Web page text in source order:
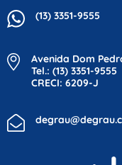
(13) 3351-9555
Avenida Dom
Tel.: (13) 3351-9555
CRECI: 6209-J